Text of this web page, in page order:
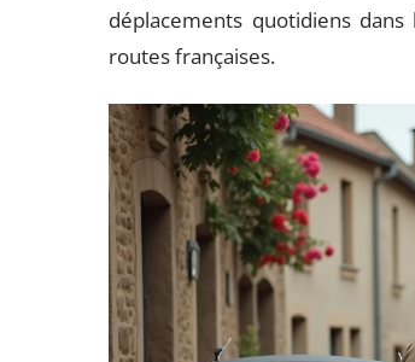
déplacements quotidiens
routes françaises.